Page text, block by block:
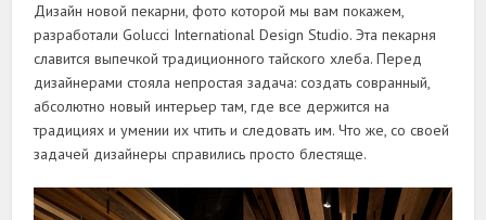
Дизайн новой пекарни, фото которой мы вам покажем,
разработали Golucci International Design Studio. Эта пекарня
славится выпечкой традиционного тайского хлеба. Перед
дизайнерами стояла непростая задача: создать совранный,
абсолютно новый интерьер там, где все держится на
традициях и умении их чтить и следовать им. Что же, со своей
задачей дизайнеры справились просто блестяще.